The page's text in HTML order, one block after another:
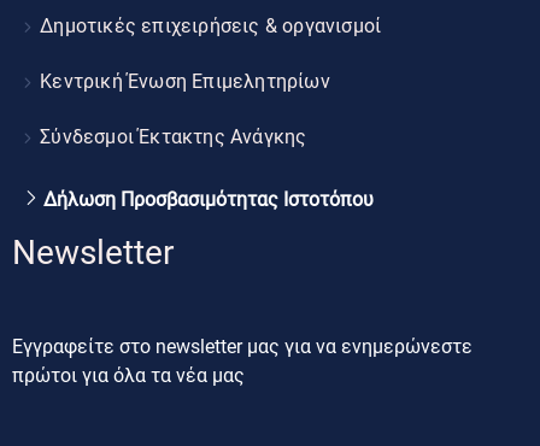
Δημοτικές επιχειρήσεις & οργανισμοί
Κεντρική Ένωση Επιμελητηρίων
Σύνδεσμοι Έκτακτης Ανάγκης
Δήλωση Προσβασιμότητας Ιστοτόπου
Newsletter
Εγγραφείτε στο newsletter μας για να ενημερώνεστε
πρώτοι για όλα τα νέα μας